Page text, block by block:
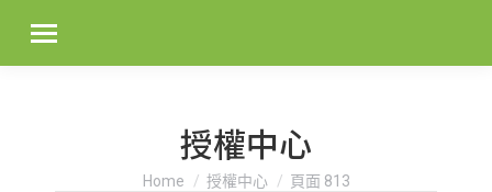
授權中心
You are here:
Home 授權中心 頁面 813